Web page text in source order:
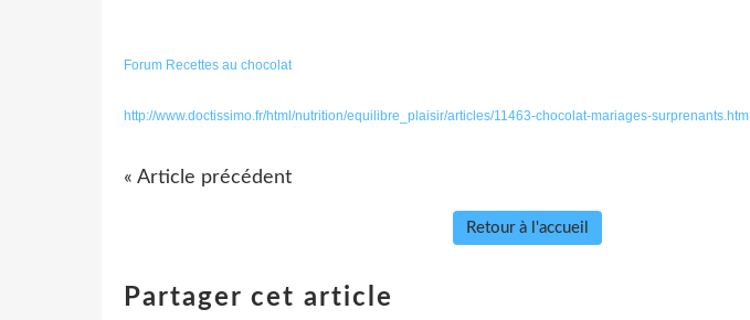
Forum Recettes au chocolat
http://www.doctissimo.fr/html/nutrition/equilibre_plaisir/articles/11463-chocolat-mariages-surprenants.htm
« Article précédent
Retour à l'accueil
Partager cet article